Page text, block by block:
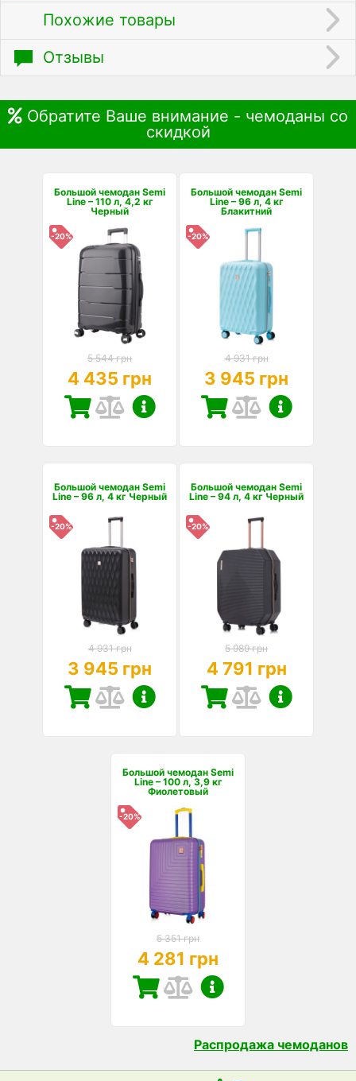
Похожие товары
Отзывы
Обратите Ваше внимание - чемоданы со
скидкой
Большой чемодан Semi
Line – 110 л, 4,2 кг
Черный
-20%
5 544 грн
4 435 грн
Большой чемодан Semi
Line – 96 л, 4 кг
Блакитний
-20%
4 931 грн
3 945 грн
Большой чемодан Semi
Line – 96 л, 4 кг Черный
-20%
4 931 грн
3 945 грн
Большой чемодан Semi
Line – 94 л, 4 кг Черный
-20%
5 989 грн
4 791 грн
Большой чемодан Semi
Line – 100 л, 3,9 кг
Фиолетовый
-20%
5 351 грн
4 281 грн
Распродажа чемоданов